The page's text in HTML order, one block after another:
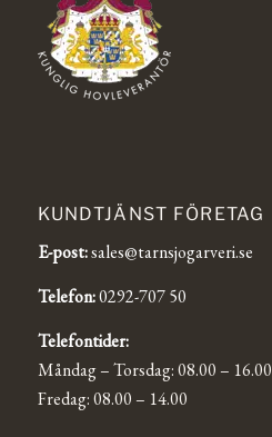
KUNDTJÄNST FÖRETAG
E-post:sales@tarnsjogarveri.se
Telefon:0292-707 50
Telefontider:
Måndag – Torsdag: 08.00 – 16.00
Fredag: 08.00 – 14.00